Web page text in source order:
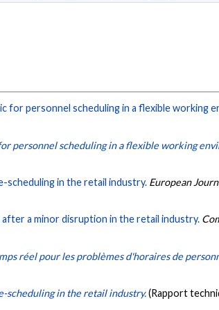
for personnel scheduling in a flexible working
personnel scheduling in a flexible working
scheduling in the retail industry. European
a minor disruption in the retail industry.
réel pour les problèmes d'horaires de
scheduling in the retail industry.(Rapport